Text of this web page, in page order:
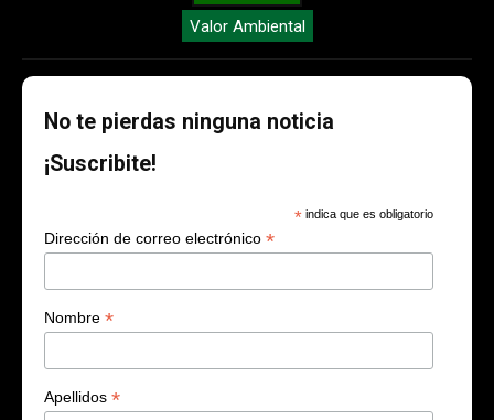
Valor Ambiental
No te pierdas ninguna noticia
¡Suscribite!
* indica que es obligatorio
Dirección de correo electrónico *
Nombre *
Apellidos *